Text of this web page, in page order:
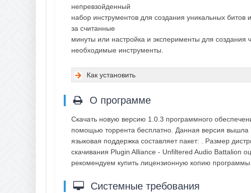
непревзойденный
набор инструментов для создания уникальных битов
за считанные
минуты или настройка и эксперименты для создания
необходимые инструменты.
Как установить
О программе
Скачать новую версию 1.0.3 программного
помощью торрента бесплатно. Данная версия вышла
языковая поддержка составляет пакет: . Размер
скачивания Plugin Alliance - Unfiltered Audio Battalion
рекомендуем купить лицензионную копию программы.
Системные требования